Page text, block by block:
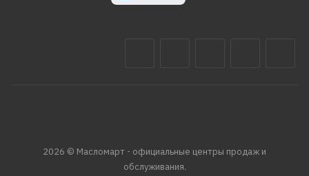
2026 © Масломарт - официальные центры продаж и
обслуживания.